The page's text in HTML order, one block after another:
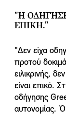
"Η
ΕΠΙΚΉ."
"Δεν είχα
προτού
ειλικρινής,
είναι επικό.
οδήγησης
αυτονομίας.